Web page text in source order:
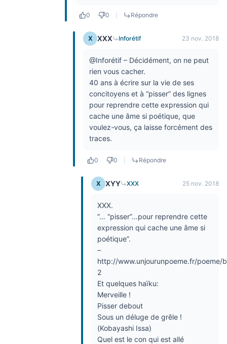
0 0 Répondre
X XXX Inforétif 23 nov. 2018
@Inforétif – Décidément, on ne peut
rien vous cacher.
40 ans à écrire sur la vie de ses
concitoyens et à “pisser” des lignes
pour reprendre cette expression qui
cache une âme si poétique, que
voulez-vous, ça laisse forcément des
traces.
0 0 Répondre
X XYY XXX 25 nov. 2018
XXX.
“… “pisser”…pour reprendre cette
expression qui cache une âme si
poétique”.
–
http://www.unjourunpoeme.fr/poeme/
2
Et quelques haïku:
Merveille !
Pisser debout
Sous un déluge de grêle !
(Kobayashi Issa)
Quel est le con qui est allé